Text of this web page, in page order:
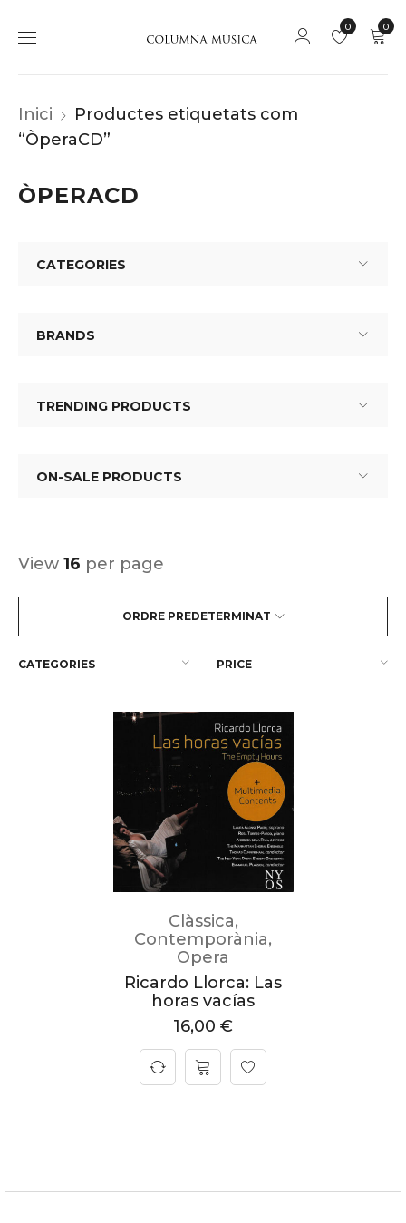
0
0
Inici
Productes etiquetats com
“ÒperaCD”
ÒPERACD
CATEGORIES
BRANDS
TRENDING PRODUCTS
ON-SALE PRODUCTS
ORDRE PREDETERMINAT
View 16 per page
CATEGORIES PRICE
Clàssica,
Contemporània,
Opera
Ricardo Llorca: Las
horas vacías
16,00 €